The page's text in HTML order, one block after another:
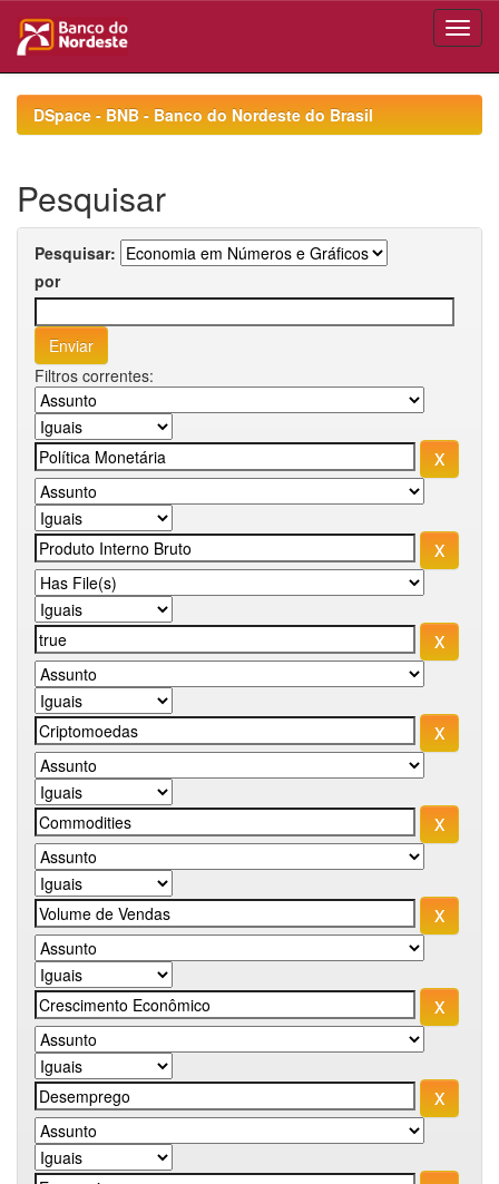
navigationDSpace - BNB - Banco do Nordeste do Brasil
Pesquisar
Pesquisar:
por
Filtros correntes: